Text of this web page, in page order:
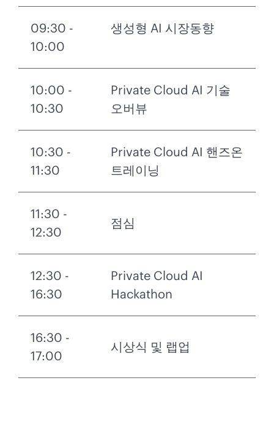
09:30 -
10:00
생성형 AI 시장동향
10:00 -
10:30
Private Cloud AI 기술
오버뷰
10:30 -
11:30
Private Cloud AI 핸즈온
트레이닝
11:30 -
12:30
점심
12:30 -
16:30
Private Cloud AI
Hackathon
16:30 -
17:00
시상식 및 랩업